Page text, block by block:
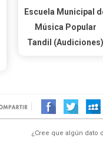
Escuela Municipal
Música Popular
Tandil (Audiciones)
¿Cree que algún dato